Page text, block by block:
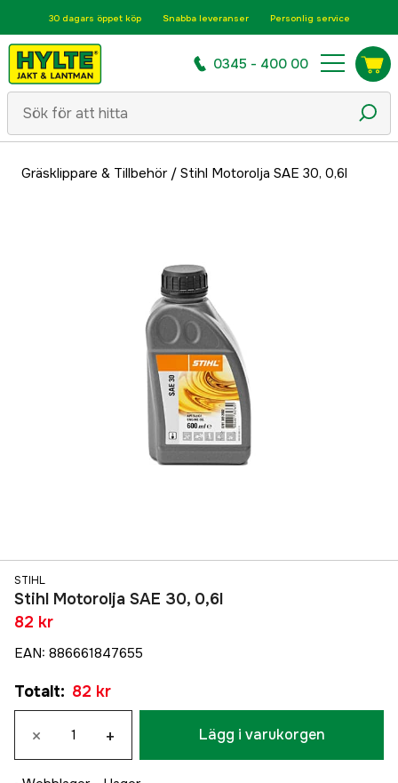
30 dagars öppet köp Snabba leveranser Personlig service
0345 - 400 00
Gräsklippare & Tillbehör/ Stihl Motorolja SAE 30, 0,6l
STIHL
Stihl Motorolja SAE 30, 0,6l
82 kr
EAN: 886661847655
Totalt: 82 kr
× + Lägg i varukorgen